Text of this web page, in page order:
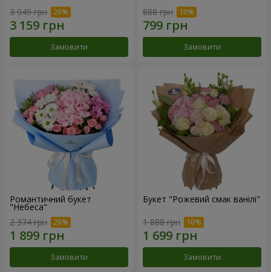
3 949 грн
Замовити
888 грн
Замовити
Романтичний букет
"Небеса"
2 374 грн
Замовити
Букет "Рожевий смак ванілі"
1 888 грн
Замовити